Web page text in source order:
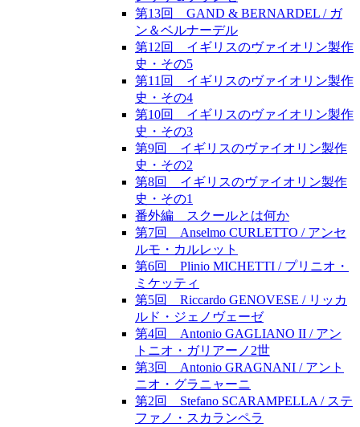
第13回 GAND & BERNARDEL / ガ
ン＆ベルナーデル
第12回 イギリスのヴァイオリン製作
史・その5
第11回 イギリスのヴァイオリン製作
史・その4
第10回 イギリスのヴァイオリン製作
史・その3
第9回 イギリスのヴァイオリン製作
史・その2
第8回 イギリスのヴァイオリン製作
史・その1
番外編 スクールとは何か
第7回 Anselmo CURLETTO / アンセ
ルモ・カルレット
第6回 Plinio MICHETTI / プリニオ・
ミケッティ
第5回 Riccardo GENOVESE / リッカ
ルド・ジェノヴェーゼ
第4回 Antonio GAGLIANO II / アン
トニオ・ガリアーノ2世
第3回 Antonio GRAGNANI / アント
ニオ・グラニャーニ
第2回 Stefano SCARAMPELLA / ステ
ファノ・スカランペラ